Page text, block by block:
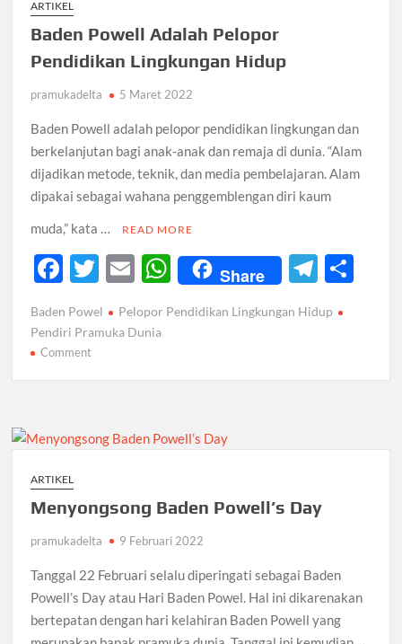
ARTIKEL
Baden Powell Adalah Pelopor
Pendidikan Lingkungan Hidup
pramukadelta 5 Maret 2022
Baden Powell adalah pelopor pendidikan lingkungan dan
berkelanjutan bagi anak-anak dan remaja di dunia. “Alam
dijadikan metode, teknik, dan media pembelajaran. Alam
dipakai sebagai wahana penggemblengan diri kaum
muda,” kata …
READ MORE
F
e
b
o
k
T
itt
E
ail
W
h
at
A
p
Share
T
e
a
Baden Powel
Pelopor Pendidikan Lingkungan Hidup
Pendiri Pramuka Dunia
Commenton
Pendidikan
ARTIKEL
Menyongsong Baden Powell’s Day
pramukadelta 9 Februari 2022
Tanggal 22 Februari selalu diperingati sebagai Baden
Powell’s Day atau Hari Baden Powel. Hal ini dikarenakan
bertepatan dengan hari kelahiran Baden Powell yang